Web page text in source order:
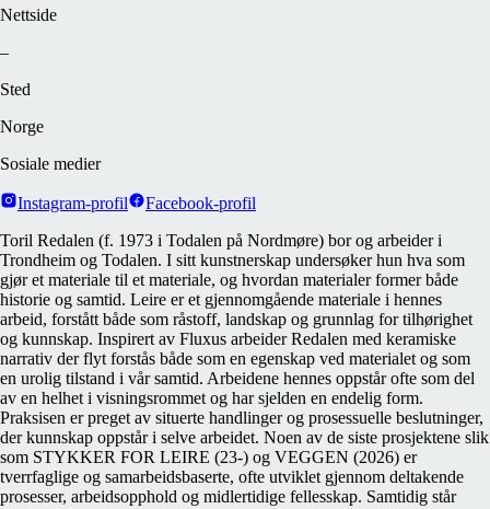
Nettside
–
Sted
Norge
Sosiale medier
Instagram-profil
Facebook-profil
Toril Redalen (f. 1973 i Todalen på Nordmøre) bor og arbeider i
Trondheim og Todalen. I sitt kunstnerskap undersøker hun hva som
gjør et materiale til et materiale, og hvordan materialer former både
historie og samtid. Leire er et gjennomgående materiale i hennes
arbeid, forstått både som råstoff, landskap og grunnlag for tilhørighet
og kunnskap. Inspirert av Fluxus arbeider Redalen med keramiske
narrativ der flyt forstås både som en egenskap ved materialet og som
en urolig tilstand i vår samtid. Arbeidene hennes oppstår ofte som del
av en helhet i visningsrommet og har sjelden en endelig form.
Praksisen er preget av situerte handlinger og prosessuelle beslutninger,
der kunnskap oppstår i selve arbeidet. Noen av de siste prosjektene slik
som STYKKER FOR LEIRE (23-) og VEGGEN (2026) er
tverrfaglige og samarbeidsbaserte, ofte utviklet gjennom deltakende
prosesser, arbeidsopphold og midlertidige fellesskap. Samtidig står